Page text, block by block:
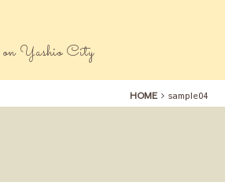
Yashio City
HOME sample04